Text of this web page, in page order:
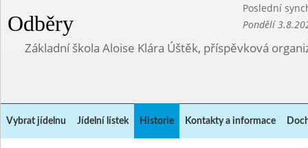
Odběry
Poslední
Pondělí
Základní škola Aloise Klára Úštěk, příspěvková
Vybrat jídelnu Jídelní lístek Historie Kontakty a informace